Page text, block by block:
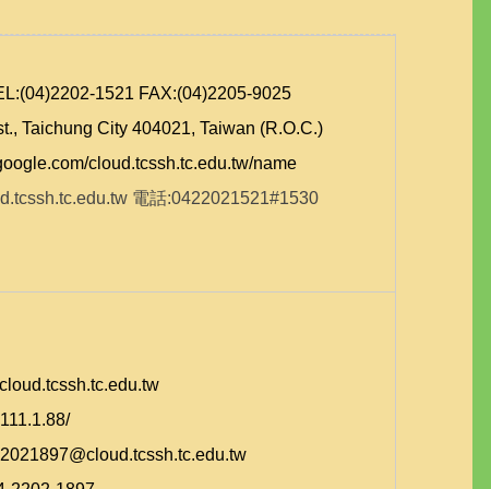
1521 FAX:(04)2205-9025
Taichung City 404021, Taiwan (R.O.C.)
cloud.tcssh.tc.edu.tw/name
電話:0422021521#1530